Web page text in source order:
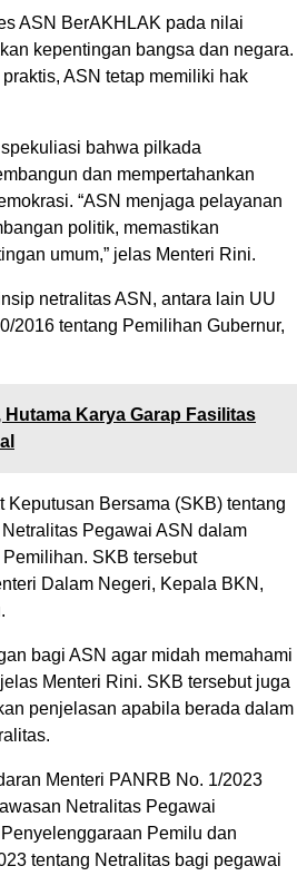
ASN BerAKHLAK pada nilai
kepentingan bangsa dan negara.
ASN tetap memiliki hak
bahwa pilkada
dan mempertahankan
“ASN menjaga pelayanan
politik, memastikan
umum,” jelas Menteri Rini.
netralitas ASN, antara lain UU
2016 tentang Pemilihan Gubernur,
Karya Garap Fasilitas
Bersama (SKB) tentang
Pegawai ASN dalam
SKB tersebut
Dalam Negeri, Kepala BKN,
bagi ASN agar midah memahami
Menteri Rini. SKB tersebut juga
penjelasan apabila berada dalam
Menteri PANRB No. 1/2023
Netralitas Pegawai
Pemilu dan
tentang Netralitas bagi pegawai